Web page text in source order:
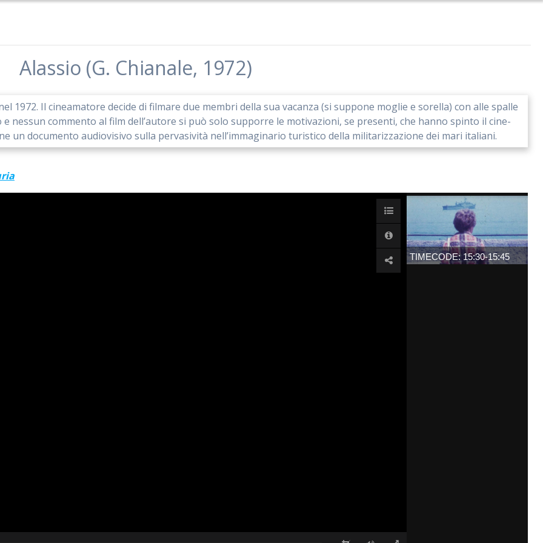
Alassio (G. Chianale, 1972)
1972. Il cineamatore decide di filmare due membri della sua vacanza (si suppone moglie e sorella) con alle spalle
nessun commento al film dell’autore si può solo supporre le motivazioni, se presenti, che hanno spinto il cine-
un documento audiovisivo sulla pervasività nell’immaginario turistico della militarizzazione dei mari italiani.
TIMECODE: 15:30-15:45